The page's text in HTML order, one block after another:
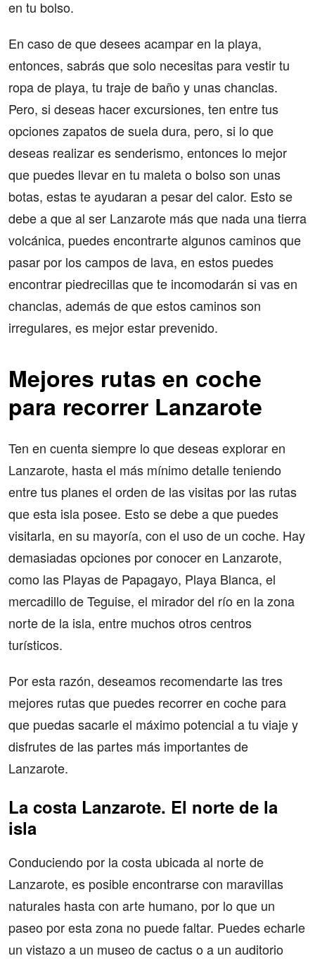
en tu bolso.
En caso de que desees acampar en la playa,
entonces, sabrás que solo necesitas para vestir tu
ropa de playa, tu traje de baño y unas chanclas.
Pero, si deseas hacer excursiones, ten entre tus
opciones zapatos de suela dura, pero, si lo que
deseas realizar es senderismo, entonces lo mejor
que puedes llevar en tu maleta o bolso son unas
botas, estas te ayudaran a pesar del calor. Esto se
debe a que al ser Lanzarote más que nada una tierra
volcánica, puedes encontrarte algunos caminos que
pasar por los campos de lava, en estos puedes
encontrar piedrecillas que te incomodarán si vas en
chanclas, además de que estos caminos son
irregulares, es mejor estar prevenido.
Mejores rutas en coche
para recorrer Lanzarote
Ten en cuenta siempre lo que deseas explorar en
Lanzarote, hasta el más mínimo detalle teniendo
entre tus planes el orden de las visitas por las rutas
que esta isla posee. Esto se debe a que puedes
visitarla, en su mayoría, con el uso de un coche. Hay
demasiadas opciones por conocer en Lanzarote,
como las Playas de Papagayo, Playa Blanca, el
mercadillo de Teguise, el mirador del río en la zona
norte de la isla, entre muchos otros centros
turísticos.
Por esta razón, deseamos recomendarte las tres
mejores rutas que puedes recorrer en coche para
que puedas sacarle el máximo potencial a tu viaje y
disfrutes de las partes más importantes de
Lanzarote.
La costa Lanzarote. El norte de la
isla
Conduciendo por la costa ubicada al norte de
Lanzarote, es posible encontrarse con maravillas
naturales hasta con arte humano, por lo que un
paseo por esta zona no puede faltar. Puedes echarle
un vistazo a un museo de cactus o a un auditorio